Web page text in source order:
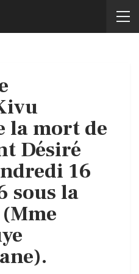
la mort de
Désiré
16
sous la